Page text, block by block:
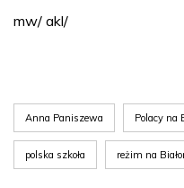
mw/ akl/
Anna Paniszewa Polacy na
polska szkoła reżim na